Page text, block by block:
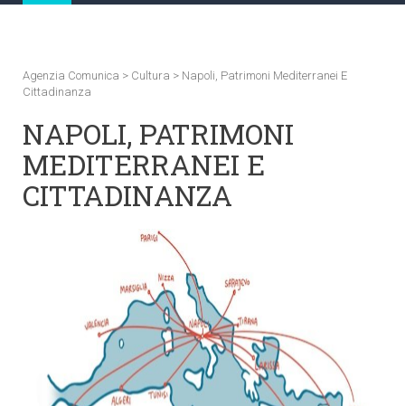
Agenzia Comunica > Cultura > Napoli, Patrimoni Mediterranei E
Cittadinanza
NAPOLI, PATRIMONI
MEDITERRANEI E
CITTADINANZA